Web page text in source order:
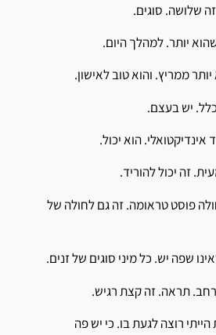
שלושה. סוגים.
יותר. למהלך היום.
ממריץ. והוא טוב לאישון.
יש בעצם.
אינדיקטואלי. הוא יכול.
זה יכול להוריד.
פוסט טראומה. זה גם לחולה של
שפה יש. כל מיני סוגים של זנים.
רחב. תראה. זה קצת רגיש.
רוצה לגעת בו. כי יש פה